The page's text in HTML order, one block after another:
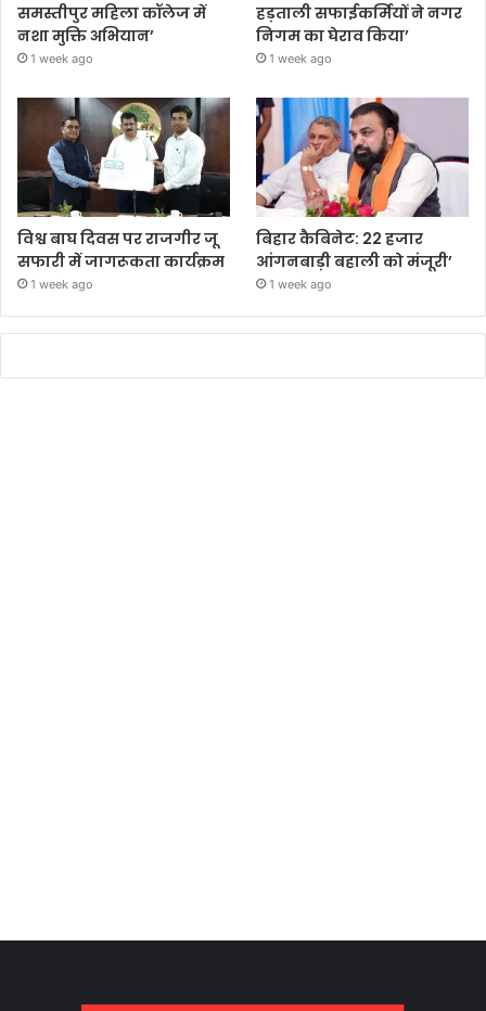
समस्तीपुर महिला कॉलेज में
नशा मुक्ति अभियान’
1 week ago
हड़ताली सफाईकर्मियों ने नगर
निगम का घेराव किया’
1 week ago
विश्व बाघ दिवस पर राजगीर जू
सफारी में जागरूकता कार्यक्रम
1 week ago
बिहार कैबिनेट: 22 हजार
आंगनबाड़ी बहाली को मंजूरी’
1 week ago